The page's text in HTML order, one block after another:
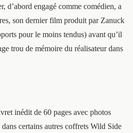
d’abord engagé comme comédien, a
son dernier film produit par Zanuck
pour le moins tendus) avant qu’il
trou de mémoire du réalisateur dans
inédit de 60 pages avec photos
certains autres coffrets Wild Side